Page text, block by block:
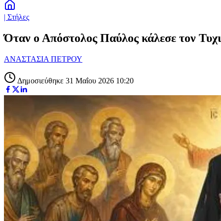
| Στήλες
Όταν ο Απόστολος Παύλος κάλεσε τον
ΑΝΑΣΤΑΣΙΑ ΠΕΤΡΟΥ
Δημοσιεύθηκε 31 Μαΐου 2026 10:20